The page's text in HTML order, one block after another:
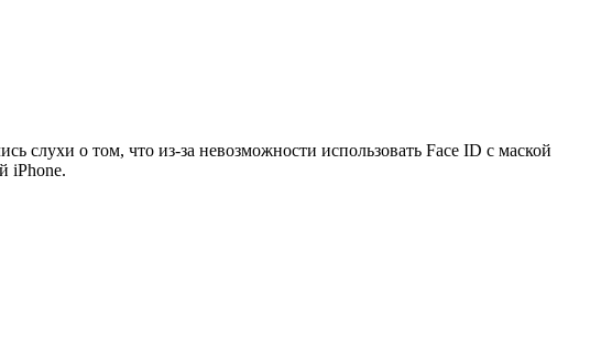
слухи о том, что из-за невозможности использовать Face ID с маской
iPhone.